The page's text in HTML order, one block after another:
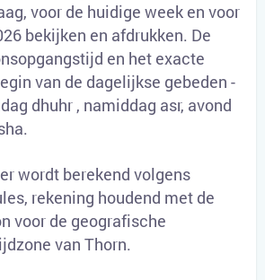
voor de huidige week en voor
bekijken en afdrukken. De
en het exacte
van de dagelijkse gebeden -
dhuhr , namiddag asr, avond
wordt berekend volgens
rekening houdend met de
voor de geografische
van Thorn.